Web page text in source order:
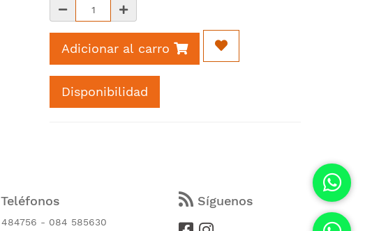
Adicionar al carro
Disponibilidad
Teléfonos
- 084 585630
Síguenos